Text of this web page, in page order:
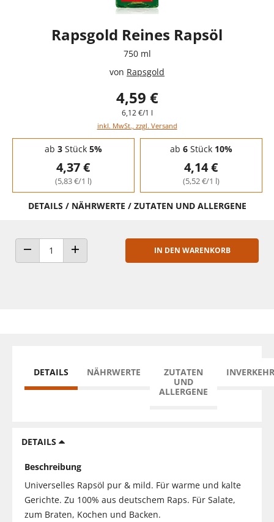
Rapsgold Reines Rapsöl
750 ml
von Rapsgold
4,59 €
6,12 €/1 l
inkl. MwSt., zzgl. Versand
Staffelpreise - Mengenrabatt
ab 3Stück 5%
4,37 €
(5,83 €/1 l)
ab 6Stück 10%
4,14 €
(5,52 €/1 l)
DETAILS / NÄHRWERTE / ZUTATEN UND ALLERGENE
ANZAHL VERRINGERNANZAHL ERHÖHEN
IN DEN WARENKORB
DETAILS NÄHRWERTE
ZUTATEN
UND
ALLERGENE
DETAILS
Beschreibung
Universelles Rapsöl pur & mild. Für warme und kalte
Gerichte. Zu 100% aus deutschem Raps. Für Salate,
zum Braten, Kochen und Backen.